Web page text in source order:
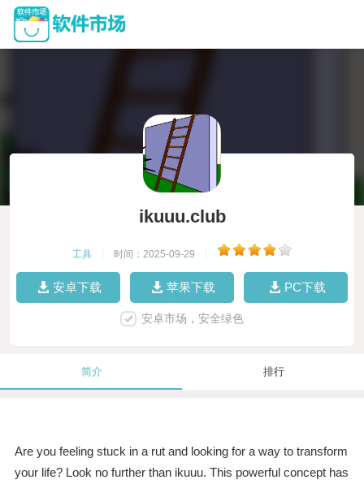
ikuuu.club
工具 时间：2025-09-29
安卓下载 苹果下载 PC下载
安卓市场，安全绿色
简介 排行
Are you feeling stuck in a rut and looking for a way to transform
your life? Look no further than ikuuu. This powerful concept has